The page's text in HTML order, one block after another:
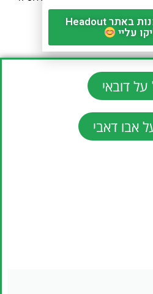
דובאי
אבו דאבי
לפרטים והזמנות באתר Headout
עליי